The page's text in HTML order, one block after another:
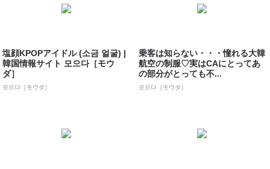
塩顔KPOPアイドル (소금 얼굴) |
韓国情報サイト 모으다［モウ
ダ］
모으다［モウダ］
乗客は知らない・・・憧れる大韓
航空の制服♡実はCAにとってあ
の部分がとっても不...
모으다［モウダ］